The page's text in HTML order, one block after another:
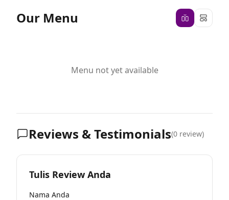
Our Menu
Menu not yet available
Reviews & Testimonials(0 review)
Tulis Review Anda
Nama Anda